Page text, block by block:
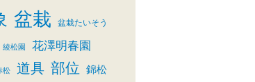
盆栽 盆栽たいそう
綾松園 花澤明春園
松 道具 部位 錦松